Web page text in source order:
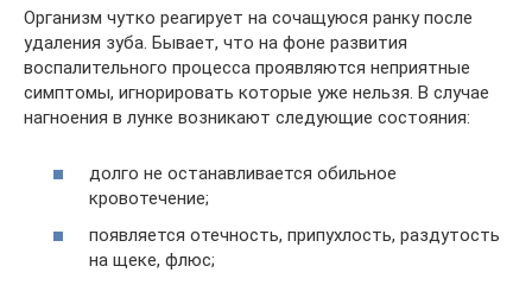
Организм чутко реагирует на сочащуюся ранку после
удаления зуба. Бывает, что на фоне развития
воспалительного процесса проявляются неприятные
симптомы, игнорировать которые уже нельзя. В случае
нагноения в лунке возникают следующие состояния:
долго не останавливается обильное
кровотечение;
появляется отечность, припухлость, раздутость
на щеке, флюс;